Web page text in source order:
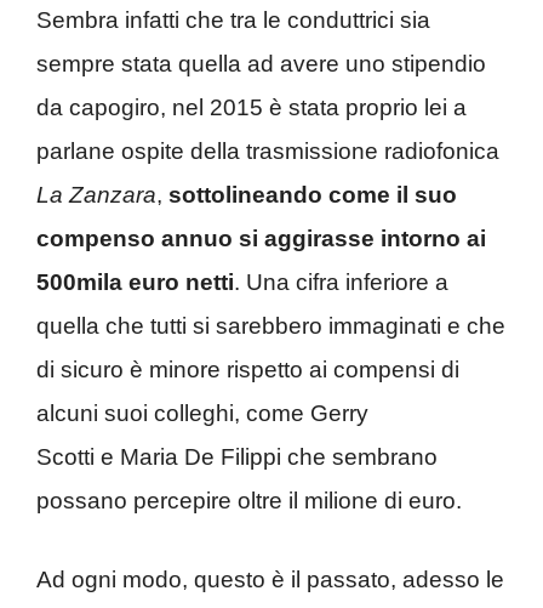
Sembra infatti che tra le conduttrici sia
sempre stata quella ad avere uno stipendio
da capogiro, nel 2015 è stata proprio lei a
parlane ospite della trasmissione radiofonica
La Zanzara, sottolineando come il suo
compenso annuo si aggirasse intorno ai
500mila euro netti. Una cifra inferiore a
quella che tutti si sarebbero immaginati e che
di sicuro è minore rispetto ai compensi di
alcuni suoi colleghi, come Gerry
Scotti e Maria De Filippi che sembrano
possano percepire oltre il milione di euro.
Ad ogni modo, questo è il passato, adesso le